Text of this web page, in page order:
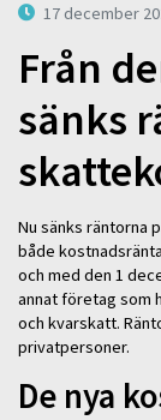
17 december
Från
sänks
Nu sänks räntorna
både
och med den 1
annat företag som
och kvarskatt.
privatpersoner.
De nya